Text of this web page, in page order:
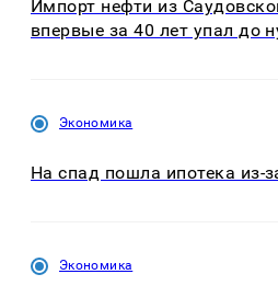
Импорт нефти из
впервые за 40 лет упал до
Экономика
На спад пошла ипотека из-
Экономика